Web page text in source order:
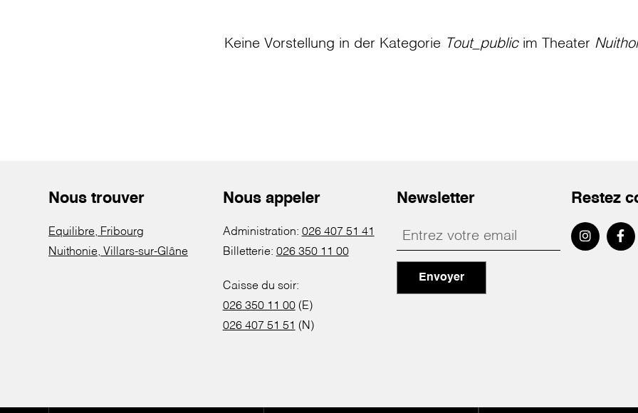
Keine Vorstellung in der Kategorie Tout_publicim Theater
Nous trouver
Equilibre, Fribourg
Nuithonie, Villars-sur-Glâne
Nous appeler
Administration: 026 407 51 41
Billetterie: 026 350 11 00
Caisse du soir:
026 350 11 00(E)
026 407 51 51 (N)
Newsletter
Envoyer
Restez